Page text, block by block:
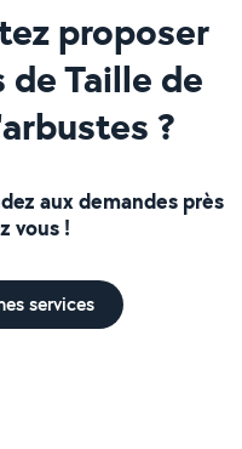
proposer
de Taille de
?
aux demandes près
vous !
services